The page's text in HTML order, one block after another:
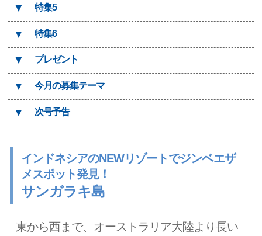
▼ 特集5
▼ 特集6
▼ プレゼント
▼ 今月の募集テーマ
▼ 次号予告
インドネシアのNEWリゾートでジンベエザ
メスポット発見！
サンガラキ島
東から西まで、オーストラリア大陸より長い